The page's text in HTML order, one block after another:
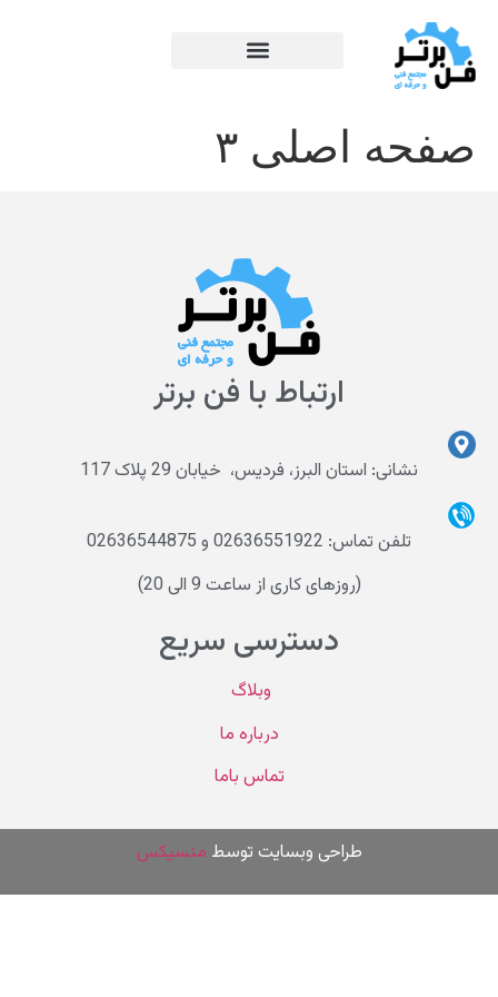
صفحه اصلی ۳
ارتباط با فن برتر
نشانی: استان البرز، فردیس، خیابان 29 پلاک 117
تلفن تماس: 02636551922 و 02636544875
(روزهای کاری از ساعت 9 الی 20)
دسترسی سریع
وبلاگ
درباره ما
تماس باما
طراحی وبسایت توسط منسیکس